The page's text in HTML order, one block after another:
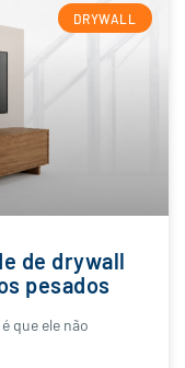
DRYWALL
de drywall
pesados
que ele não